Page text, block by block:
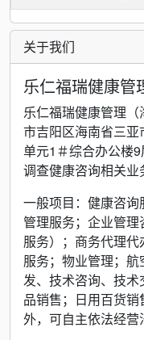
关于我们
乐仁福瑞健康管
乐仁福瑞健康管理
市吉阳区海南省三
单元1＃综合办公楼
调查健康咨询相关业
一般项目：健康咨
管理服务；企业管
服务）；商务代理
服务；物业管理；
发、技术咨询、技
品销售；日用百货
外，可自主依法经营